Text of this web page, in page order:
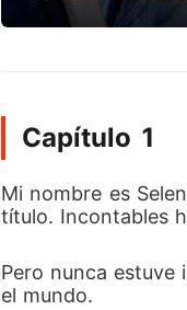
Capítulo 1
Mi nombre es
título. Incontables
Pero nunca
el mundo.